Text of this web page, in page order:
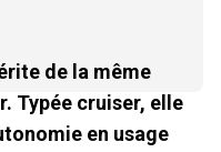
de la même
Typée cruiser, elle
en usage